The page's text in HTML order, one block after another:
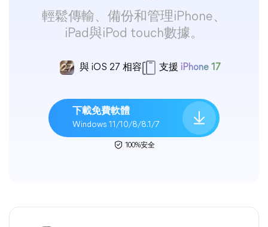
輕鬆傳輸、備份和管理iPhone、
iPad與iPod touch數據。
與 iOS 27 相容 支援 iPhone 17
下載免費軟體
Windows 11/10/8/8.1/7
100%安全